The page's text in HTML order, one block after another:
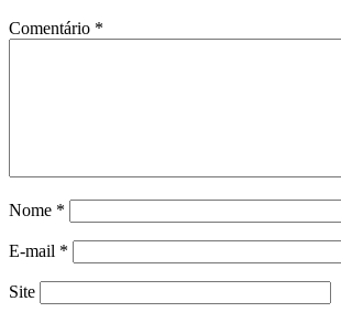
Comentário *
Nome *
E-mail *
Site